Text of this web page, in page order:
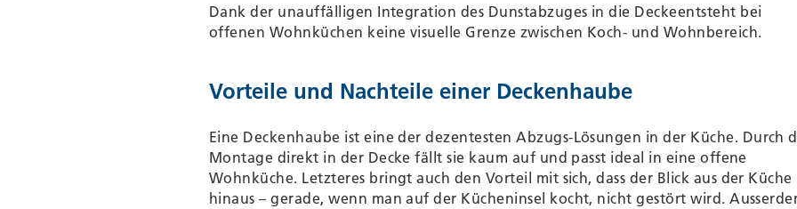
Dank der unauffälligen Integration des Dunstabzuges in die Deckeentsteht bei
offenen Wohnküchen keine visuelle Grenze zwischen Koch- und Wohnbereich.
Vorteile und Nachteile einer Deckenhaube
Eine Deckenhaube ist eine der dezentesten Abzugs-Lösungen in der Küche. Durch
Montage direkt in der Decke fällt sie kaum auf und passt ideal in eine offene
Wohnküche. Letzteres bringt auch den Vorteil mit sich, dass der Blick aus der Küche
hinaus – gerade, wenn man auf der Kücheninsel kocht, nicht gestört wird.